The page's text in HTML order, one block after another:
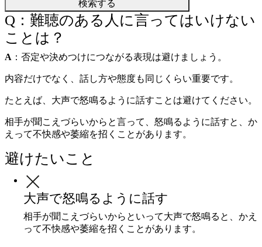
Q：難聴のある人に言ってはいけない
ことは？
A ：否定や決めつけにつながる表現は避けましょう。
内容だけでなく、話し方や態度も同じくらい重要です。
たとえば、大声で怒鳴るように話すことは避けてください。
相手が聞こえづらいからと言って、怒鳴るように話すと、か
えって不快感や萎縮を招くことがあります。
避けたいこと
大声で怒鳴るように話す
相手が聞こえづらいからといって大声で怒鳴ると、かえ
って不快感や萎縮を招くことがあります。